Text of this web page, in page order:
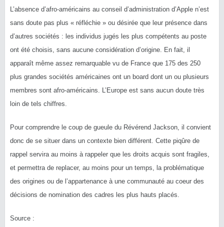
L’absence d’afro-américains au conseil d’administration d’Apple n’est
sans doute pas plus « réfléchie » ou désirée que leur présence dans
d’autres sociétés : les individus jugés les plus compétents au poste
ont été choisis, sans aucune considération d’origine. En fait, il
apparaît même assez remarquable vu de France que 175 des 250
plus grandes sociétés américaines ont un board dont un ou plusieurs
membres sont afro-américains. L’Europe est sans aucun doute très
loin de tels chiffres.
Pour comprendre le coup de gueule du Révérend Jackson, il convient
donc de se situer dans un contexte bien différent. Cette piqûre de
rappel servira au moins à rappeler que les droits acquis sont fragiles,
et permettra de replacer, au moins pour un temps, la problématique
des origines ou de l’appartenance à une communauté au coeur des
décisions de nomination des cadres les plus hauts placés.
Source :